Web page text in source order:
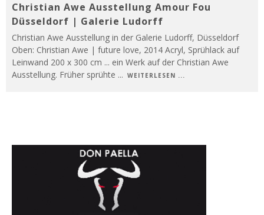
Christian Awe Ausstellung Amour Fou
Düsseldorf | Galerie Ludorff
Christian Awe Ausstellung in der Galerie Ludorff, Düsseldorf
Oben: Christian Awe | future love, 2014 Acryl, Sprühlack auf
Leinwand 200 x 300 cm ... ein Werk auf der Christian Awe
Ausstellung. Früher sprühte ... WEITERLESEN ...